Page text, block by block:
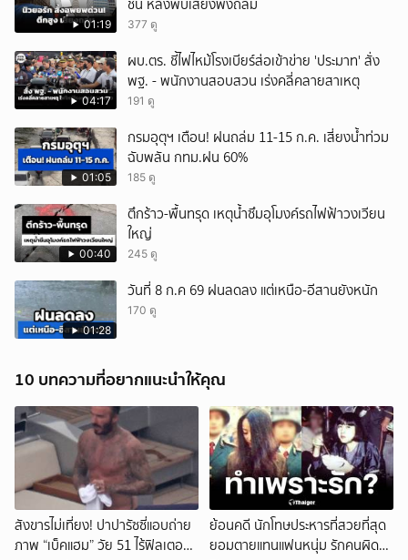
01:19
ชั้น หลังพบเสี่ยงพังถล่ม
377 ดู
04:17
ผบ.ตร. ชี้ไฟไหม้โรงเบียร์ส่อเข้าข่าย 'ประมาท' สั่ง
พฐ. - พนักงานสอบสวน เร่งคลี่คลายสาเหตุ
191 ดู
01:05
กรมอุตุฯ เตือน! ฝนถล่ม 11-15 ก.ค. เสี่ยงน้ำท่วม
ฉับพลัน กทม.ฝน 60%
185 ดู
00:40
ตึกร้าว-พื้นทรุด เหตุน้ำซึมอุโมงค์รถไฟฟ้าวงเวียน
ใหญ่
245 ดู
01:28
วันที่ 8 ก.ค 69 ฝนลดลง แต่เหนือ-อีสานยังหนัก
170 ดู
10 บทความที่อยากแนะนำให้คุณ
สังขารไม่เที่ยง! ปาปารัซซี่แอบถ่าย
ภาพ “เบ็คแฮม” วัย 51 ไร้ฟิลเตอร์
ย้อนคดี นักโทษประหารที่สวยที่สุด
ยอมตายแทนแฟนหนุ่ม รักคนผิด